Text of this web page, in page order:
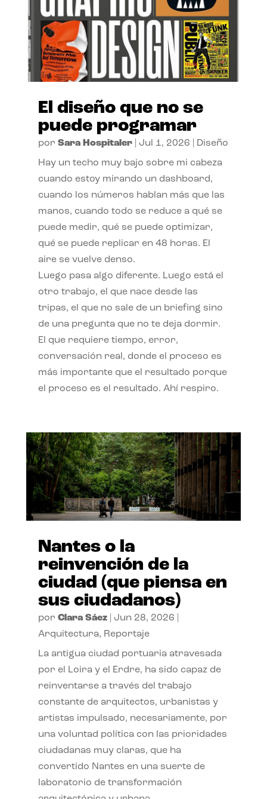
El diseño que no se
puede programar
por Sara Hospitaler| Jul 1, 2026 Diseño
Hay un techo muy bajo sobre mi cabeza
cuando estoy mirando un dashboard,
cuando los números hablan más que las
manos, cuando todo se reduce a qué se
puede medir, qué se puede optimizar,
qué se puede replicar en 48 horas. El
aire se vuelve denso.
Luego pasa algo diferente. Luego está el
otro trabajo, el que nace desde las
tripas, el que no sale de un briefing sino
de una pregunta que no te deja dormir.
El que requiere tiempo, error,
conversación real, donde el proceso es
más importante que el resultado porque
el proceso es el resultado. Ahí respiro.
Nantes o la
reinvención de la
ciudad (que piensa en
sus ciudadanos)
por Clara Sáez| Jun 28, 2026
Arquitectura, Reportaje
La antigua ciudad portuaria atravesada
por el Loira y el Erdre, ha sido capaz de
reinventarse a través del trabajo
constante de arquitectos, urbanistas y
artistas impulsado, necesariamente, por
una voluntad política con las prioridades
ciudadanas muy claras, que ha
convertido Nantes en una suerte de
laboratorio de transformación